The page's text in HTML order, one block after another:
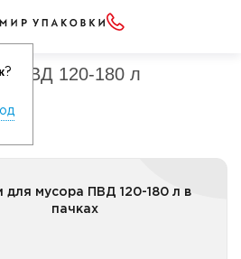
? ПВД 120-180 л
для мусора ПВД 120-180 л в
пачках